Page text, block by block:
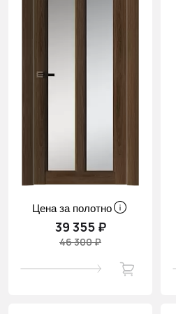
Цена за полотно
39 355 ₽
46 300 ₽